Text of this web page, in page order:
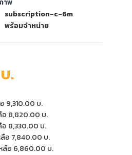
าพ
subscription-c-6m
พร้อมจำหน่าย
.
9,310.00 บ.
อ 8,820.00 บ.
อ 8,330.00 บ.
ลือ 7,840.00 บ.
ลือ 6,860.00 บ.